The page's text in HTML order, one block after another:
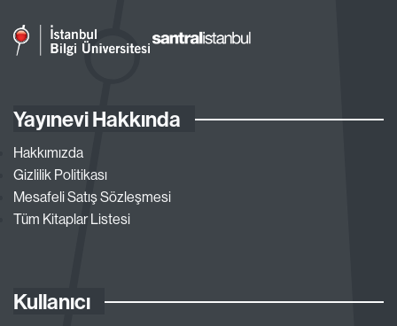
Yayınevi Hakkında
Hakkımızda
Gizlilik Politikası
Mesafeli Satış Sözleşmesi
Tüm Kitaplar Listesi
Kullanıcı